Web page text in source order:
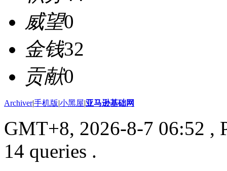
威望0
金钱32
贡献0
Archiver|手机版|小黑屋|亚马逊基础网
GMT+8, 2026-8-7 06:52 ,
14 queries .